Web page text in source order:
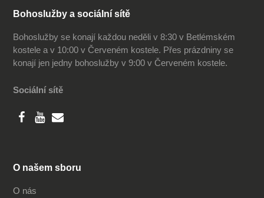
Bohoslužby a sociální sítě
Bohoslužby se konají každou neděli v 8:30 v Betlémském
kostele a v 10:00 v Červeném kostele. Přes prázdniny se
konají jen jedny bohoslužby v 9:00 v Červeném kostele.
Sociální sítě
O našem sboru
O nás